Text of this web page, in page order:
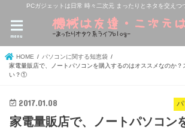
PCガジェットは日常 時々二次元 まったりとネタを交えつ
menu
HOME
パソコンに関する知恵袋
家電量販店で、ノートパソコンを購入するのはオススメなのか
い？①
2017.01.08
家電量販店で、ノートパソコン